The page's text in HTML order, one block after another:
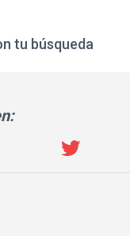
tu búsqueda